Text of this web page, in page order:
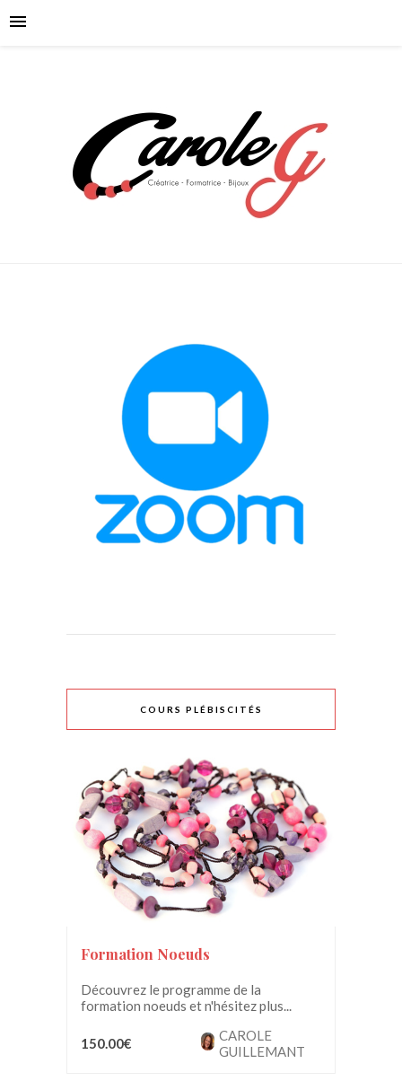
COURS PLÉBISCITÉS
Formation Noeuds
Découvrez le programme de la
formation noeuds et n'hésitez plus...
150.00€
CAROLE
GUILLEMANT